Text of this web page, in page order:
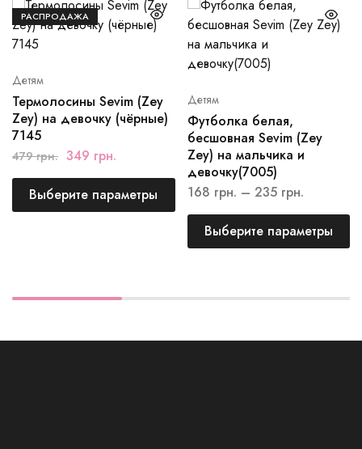
РАСПРОДАЖА
Детям
Термолосины Sevim (Zey
Zey) на девочку (чёрные)
7145
479грн. 349 грн.
Выберите параметры
Детям
Футболка белая,
бесшовная Sevim (Zey
Zey) на мальчика и
девочку(7005)
168 грн. – 235 грн.
Выберите параметры